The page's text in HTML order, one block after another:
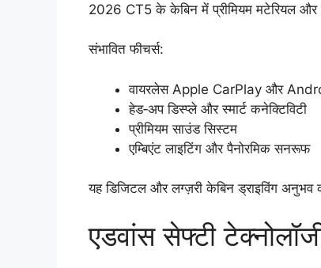
2026 CT5 के केबिन में प्रीमियम मटेरियल और
संभावित फीचर्स:
वायरलेस Apple CarPlay और
हेड‑अप डिस्प्ले और स्मार्ट कनेक्टिविटी
प्रीमियम साउंड सिस्टम
एम्बिएंट लाइटिंग और पैनोरमिक सनरूफ
यह डिजिटल और लग्ज़री केबिन ड्राइविंग
एडवांस सेफ्टी